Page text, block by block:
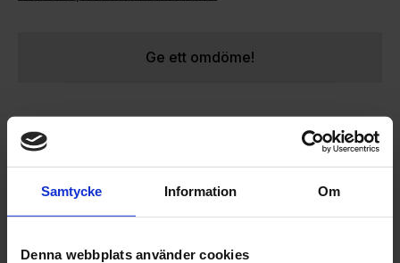
Samtycke Information Om
Denna webbplats använder cookies
Ge ett omdöme!
Rullskidhandskar med mycket bra och tight